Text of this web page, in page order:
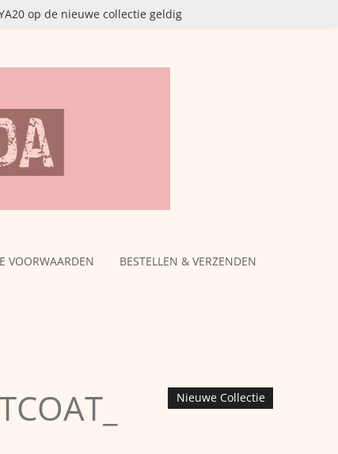
op de nieuwe collectie geldig
VOORWAARDEN BESTELLEN & VERZENDEN
Nieuwe Collectie